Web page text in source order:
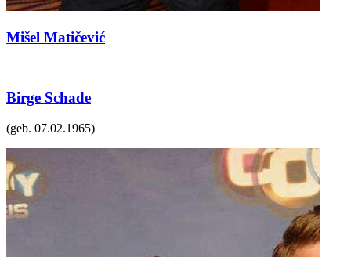
Mišel Matičević
Birge Schade
(geb. 07.02.1965)